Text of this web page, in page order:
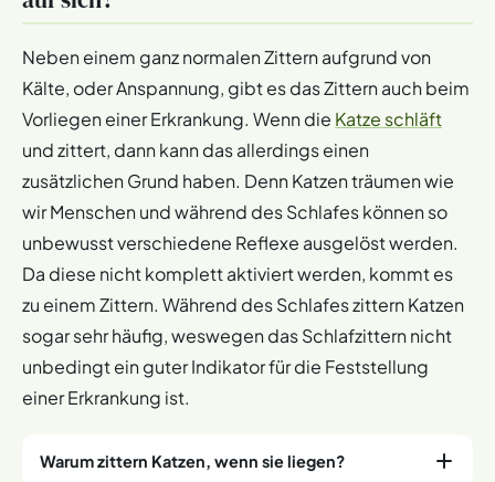
Neben einem ganz normalen Zittern aufgrund von
Kälte, oder Anspannung, gibt es das Zittern auch beim
Vorliegen einer Erkrankung. Wenn die Katze schläft
und zittert, dann kann das allerdings einen
zusätzlichen Grund haben. Denn Katzen träumen wie
wir Menschen und während des Schlafes können so
unbewusst verschiedene Reflexe ausgelöst werden.
Da diese nicht komplett aktiviert werden, kommt es
zu einem Zittern. Während des Schlafes zittern Katzen
sogar sehr häufig, weswegen das Schlafzittern nicht
unbedingt ein guter Indikator für die Feststellung
einer Erkrankung ist.
Warum zittern Katzen, wenn sie liegen?